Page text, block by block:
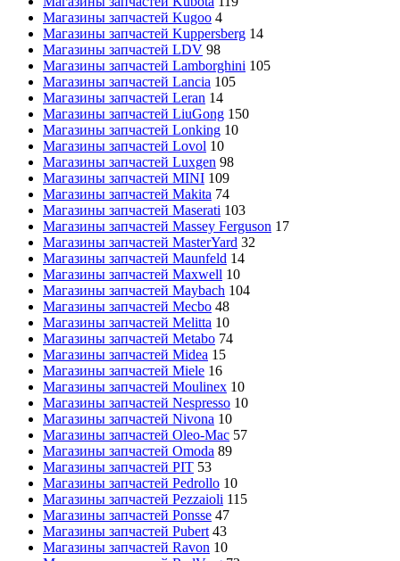
Магазины запчастей Kugoo 4
Магазины запчастей Kuppersberg 14
Магазины запчастей LDV 98
Магазины запчастей Lamborghini 105
Магазины запчастей Lancia 105
Магазины запчастей Leran 14
Магазины запчастей LiuGong 150
Магазины запчастей Lonking 10
Магазины запчастей Lovol 10
Магазины запчастей Luxgen 98
Магазины запчастей MINI 109
Магазины запчастей Makita 74
Магазины запчастей Maserati 103
Магазины запчастей Massey Ferguson 17
Магазины запчастей MasterYard 32
Магазины запчастей Maunfeld 14
Магазины запчастей Maxwell 10
Магазины запчастей Maybach 104
Магазины запчастей Mecbo 48
Магазины запчастей Melitta 10
Магазины запчастей Metabo 74
Магазины запчастей Midea 15
Магазины запчастей Miele 16
Магазины запчастей Moulinex 10
Магазины запчастей Nespresso 10
Магазины запчастей Nivona 10
Магазины запчастей Oleo-Mac 57
Магазины запчастей Omoda 89
Магазины запчастей PIT 53
Магазины запчастей Pedrollo 10
Магазины запчастей Pezzaioli 115
Магазины запчастей Ponsse 47
Магазины запчастей Pubert 43
Магазины запчастей Ravon 10